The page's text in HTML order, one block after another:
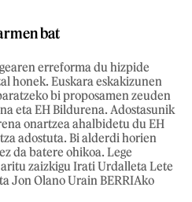
bat
erreforma du hizpide
honek. Euskara eskakizunen
bi proposamen zeuden
eta EH Bildurena. Adostasunik
onartzea ahalbidetu du EH
adostuta. Bi alderdi horien
da batere ohikoa. Lege
zaizkigu Irati Urdalleta Lete
Jon Olano Urain BERRIAko